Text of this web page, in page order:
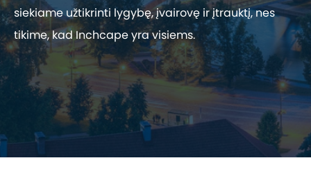
siekiame užtikrinti lygybę, įvairovę ir įtrauktį, nes
tikime, kad Inchcape yra visiems.